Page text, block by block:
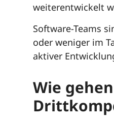
weiterentwickelt
Software-Teams
oder weniger im
aktiver
Wie